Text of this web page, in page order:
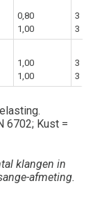
0,80
1,00
3
3
1,00
1,00
3
3
6702; Kust =
klangen in
afmeting.